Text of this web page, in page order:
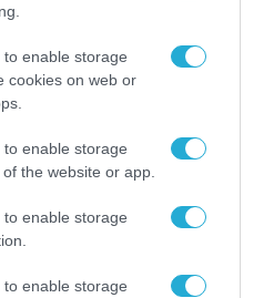
enable storage
cookies on web or
enable storage
the website or app.
enable storage
enable storage
πεζοδρόμια» στην
παράνομα
χώρους